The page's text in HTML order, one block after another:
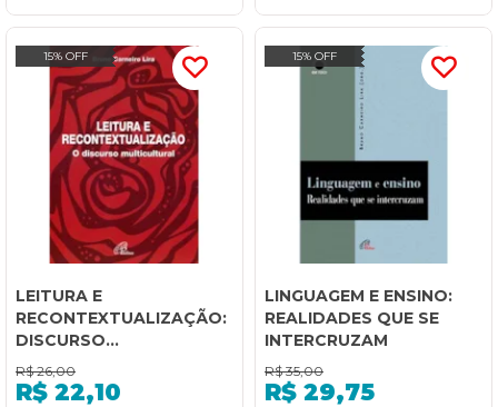
15% OFF
LEITURA E
RECONTEXTUALIZAÇÃO:
DISCURSO
MULTICULTURAL (O)
R$ 26,00
R$ 22,10
15% OFF
LINGUAGEM E ENSINO:
REALIDADES QUE SE
INTERCRUZAM
R$ 35,00
R$ 29,75